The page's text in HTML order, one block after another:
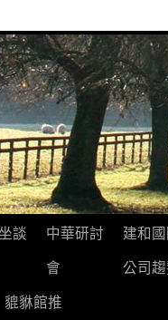
談
中華研討
會
建和
公司
貔貅館推